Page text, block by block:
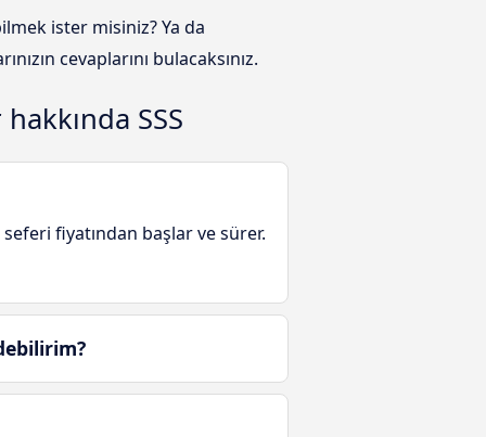
ister misiniz? Ya da
cevaplarını bulacaksınız.
SSS
fiyatından başlar ve sürer.